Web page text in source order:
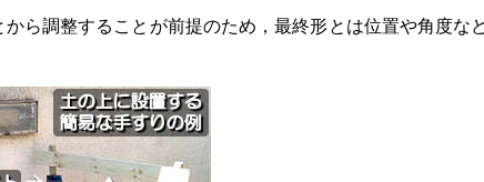
ら調整することが前提のため，最終形とは位置や角度な